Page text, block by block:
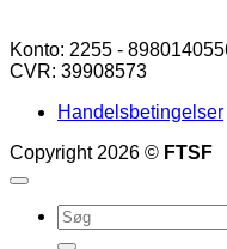
Konto: 2255 -
CVR: 39908573
Handelsbetingelser
Copyright 2026 © FTSF
Søg
efter: